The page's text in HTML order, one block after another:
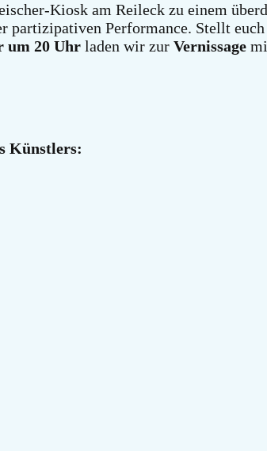
Kiosk am Reileck zu einem
partizipativen Performance. Stellt
um 20 Uhr laden wir zur Vernissage
Künstlers: